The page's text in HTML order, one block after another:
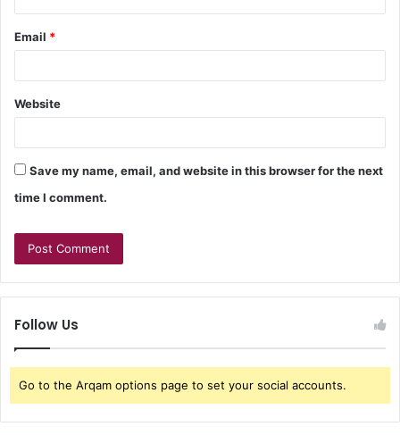
Email *
Website
Save my name, email, and website in this browser for the next
time I comment.
Follow Us
Go to the Arqam options page to set your social accounts.